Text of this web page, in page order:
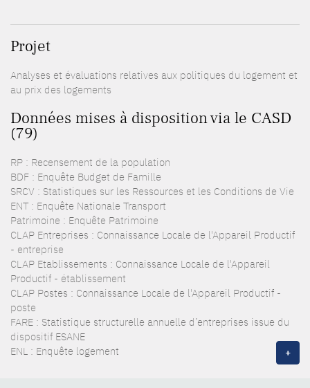
Projet
Analyses et évaluations relatives aux politiques du logement et
au prix des logements
Données mises à disposition via le CASD
(79)
RP : Recensement de la population
BDF : Enquête Budget de Famille
SRCV : Statistiques sur les Ressources et les Conditions de Vie
ENT : Enquête Nationale Transport
Patrimoine : Enquête Patrimoine
CLAP Entreprises : Connaissance Locale de l'Appareil Productif
- entreprise
CLAP Etablissements : Connaissance Locale de l'Appareil
Productif - établissement
CLAP Postes : Connaissance Locale de l'Appareil Productif -
poste
FARE : Statistique structurelle annuelle d’entreprises issue du
dispositif ESANE
ENL : Enquête logement
+